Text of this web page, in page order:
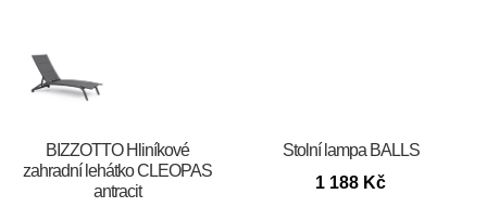
BIZZOTTO Hliníkové
zahradní lehátko CLEOPAS
antracit
Stolní lampa BALLS
1 188 Kč